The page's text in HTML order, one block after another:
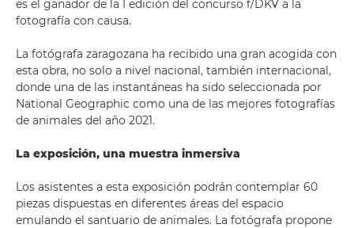
es el ganador de la I edición del concurso f/DKV a la
fotografía con causa.
La fotógrafa zaragozana ha recibido una gran acogida con
esta obra, no solo a nivel nacional, también internacional,
donde una de las instantáneas ha sido seleccionada por
National Geographic como una de las mejores fotografías
de animales del año 2021.
La exposición, una muestra inmersiva
Los asistentes a esta exposición podrán contemplar 60
piezas dispuestas en diferentes áreas del espacio
emulando el santuario de animales. La fotógrafa propone